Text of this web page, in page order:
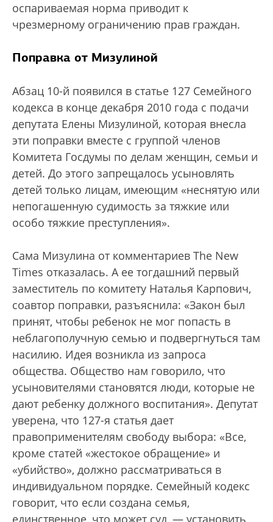
оспариваемая норма приводит к
чрезмерному ограничению прав граждан.
Поправка от Мизулиной
Абзац 10-й появился в статье 127 Семейного
кодекса в конце декабря 2010 года с подачи
депутата Елены Мизулиной, которая внесла
эти поправки вместе с группой членов
Комитета Госдумы по делам женщин, семьи и
детей. До этого запрещалось усыновлять
детей только лицам, имеющим «неснятую или
непогашенную судимость за тяжкие или
особо тяжкие преступления».
Сама Мизулина от комментариев The New
Times отказалась. А ее тогдашний первый
заместитель по комитету Наталья Карпович,
соавтор поправки, разъяснила: «Закон был
принят, чтобы ребенок не мог попасть в
неблагополучную семью и подвергнуться там
насилию. Идея возникла из запроса
общества. Общество нам говорило, что
усыновителями становятся люди, которые не
дают ребенку должного воспитания». Депутат
уверена, что 127-я статья дает
правоприменителям свободу выбора: «Все,
кроме статей «жестокое обращение» и
«убийство», должно рассматриваться в
индивидуальном порядке. Семейный кодекс
говорит, что если создана семья,